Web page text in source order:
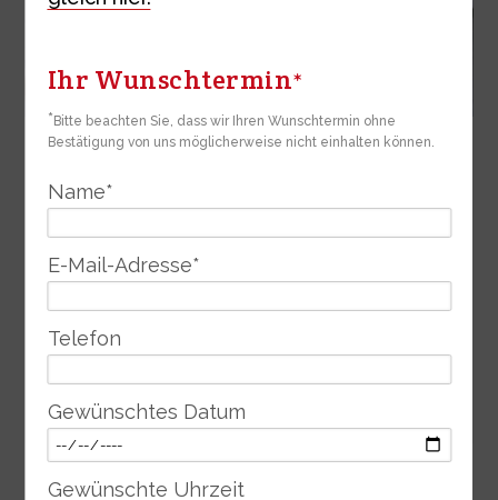
unsere Lieblingsdecke ganz persönliche Vorlieben.
Schafschurwolle, Alpaka, Kamel oder Leinen?
Ihr Wunschtermin*
*Bitte beachten Sie, dass wir Ihren Wunschtermin ohne
Bestätigung von uns möglicherweise nicht einhalten können.
Name*
E-Mail-Adresse*
Telefon
Gewünschtes Datum
Gewünschte Uhrzeit